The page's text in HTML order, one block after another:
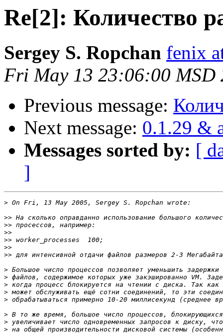
Re[2]: Количество
Sergey S. Ropchan fenix
Fri May 13 23:06:00 MSD
Previous message:
Next message: 0.1.29 &
Messages sorted by: [
]
>
>>
>>
>>
>>
>>
>>
>
>
>
>
>
>
>
>